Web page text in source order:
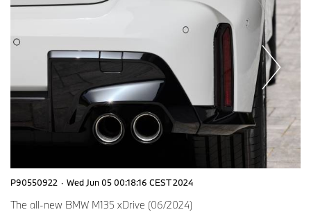
P90550922 · Wed Jun 05 00:18:16 CEST 2024
The all-new BMW M135 xDrive (06/2024)